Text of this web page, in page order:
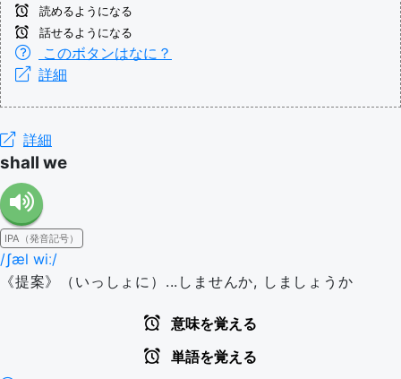
読めるようになる
話せるようになる
このボタンはなに？
詳細
詳細
shall we
IPA（発音記号）
/ʃæl wiː/
《提案》（いっしょに）...しませんか, しましょうか
意味を覚える
単語を覚える